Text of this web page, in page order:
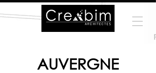
AUVERGNE